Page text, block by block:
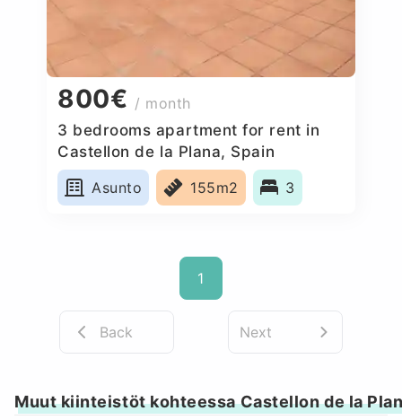
800€ / month
3 bedrooms apartment for rent in
Castellon de la Plana, Spain
Asunto
155m2 3
1
Back Next
Muut kiinteistöt kohteessa Castellon de la